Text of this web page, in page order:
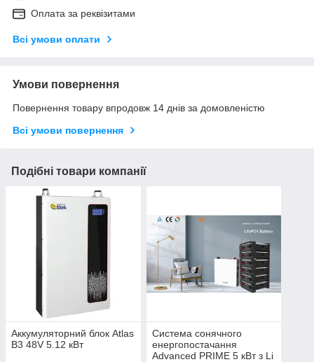
Оплата за реквізитами
Всі умови оплати
Умови повернення
Повернення товару впродовж 14 днів за домовленістю
Всі умови повернення
Подібні товари компанії
Аккумуляторний блок Atlas
В3 48V 5.12 кBт
Система сонячного
енергопостачання
Advanced PRIME 5 кВт з Li